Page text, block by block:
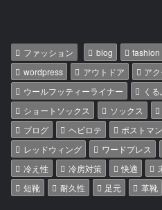
ファッション blog fashion
wordpress
アウトドア ア
ウールフッティーライナー
く
ショートソックス
ソックス
ブログ
ヘビロテ ポストマン
レッドウィング
ワードプレス
冷え性
冷房対策 快適
短靴
耐久性 足元 革靴